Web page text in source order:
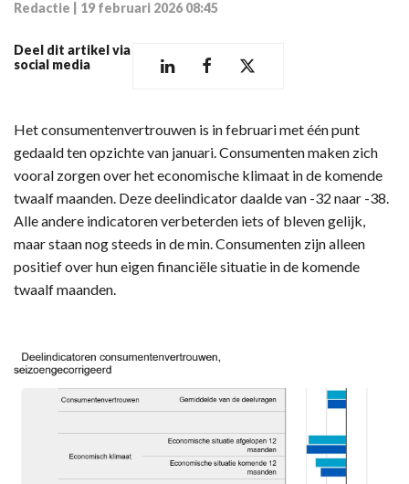
Redactie 19 februari 2026 08:45
Deel dit artikel via
social media
Het consumentenvertrouwen is in februari met één punt
gedaald ten opzichte van januari. Consumenten maken zich
vooral zorgen over het economische klimaat in de komende
twaalf maanden. Deze deelindicator daalde van -32 naar -38.
Alle andere indicatoren verbeterden iets of bleven gelijk,
maar staan nog steeds in de min. Consumenten zijn alleen
positief over hun eigen financiële situatie in de komende
twaalf maanden.